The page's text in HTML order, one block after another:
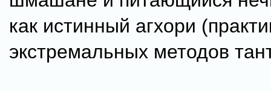
как истинный агхори
экстремальных методов